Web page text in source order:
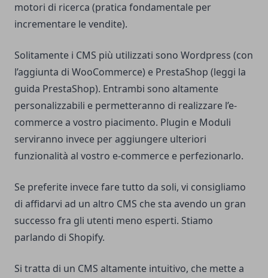
motori di ricerca (pratica fondamentale per
incrementare le vendite).
Solitamente i CMS più utilizzati sono Wordpress (con
l’aggiunta di WooCommerce) e PrestaShop (leggi la
guida PrestaShop). Entrambi sono altamente
personalizzabili e permetteranno di realizzare l’e-
commerce a vostro piacimento. Plugin e Moduli
serviranno invece per aggiungere ulteriori
funzionalità al vostro e-commerce e perfezionarlo.
Se preferite invece fare tutto da soli, vi consigliamo
di affidarvi ad un altro CMS che sta avendo un gran
successo fra gli utenti meno esperti. Stiamo
parlando di Shopify.
Si tratta di un CMS altamente intuitivo, che mette a